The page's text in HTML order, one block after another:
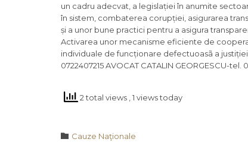
un cadru adecvat, a legislației în anumite
în sistem, combaterea corupției, asigurarea
și a unor bune practici pentru a asigura
Activarea unor mecanisme eficiente de
individuale de funcționare defectuoasã a justiției
0722407215 AVOCAT CATALIN GEORGESCU-tel.
2 total views , 1 views today
 Category
Cauze Naţionale